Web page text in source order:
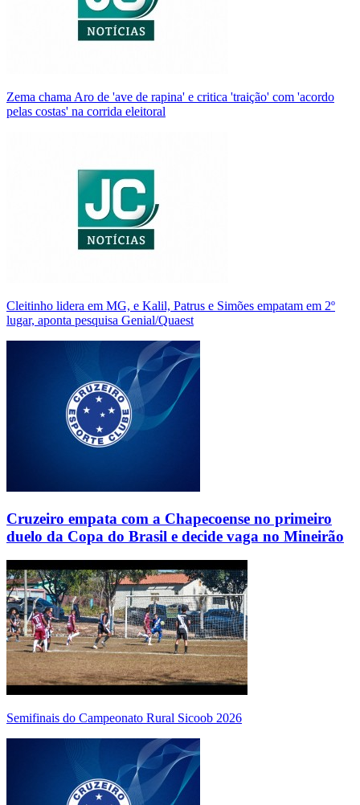
Zema chama Aro de 'ave de rapina' e critica 'traição' com 'acordo
pelas costas' na corrida eleitoral
Cleitinho lidera em MG, e Kalil, Patrus e Simões empatam em 2º
lugar, aponta pesquisa Genial/Quaest
Cruzeiro empata com a Chapecoense no primeiro
duelo da Copa do Brasil e decide vaga no Mineirão
Semifinais do Campeonato Rural Sicoob 2026